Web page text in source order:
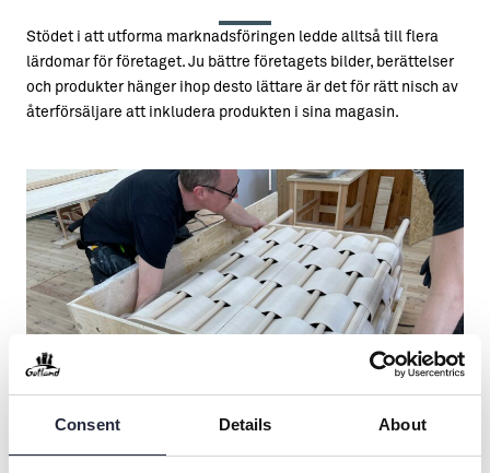
Consent Details About
Stödet i att utforma marknadsföringen ledde alltså till flera
lärdomar för företaget. Ju bättre företagets bilder, berättelser
och produkter hänger ihop desto lättare är det för rätt nisch av
återförsäljare att inkludera produkten i sina magasin.